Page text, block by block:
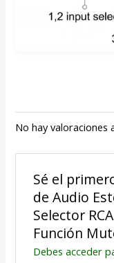
No hay valoraciones
Sé el
de Audio
Selector
Función
Debes acceder